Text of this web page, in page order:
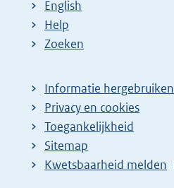
English
Help
Zoeken
Informatie hergebruiken
Privacy en cookies
Toegankelijkheid
Sitemap
E
Kwetsbaarheid melden